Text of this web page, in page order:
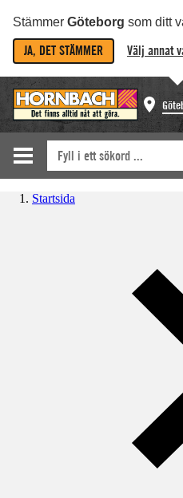
Stämmer Göteborg som ditt
JA, DET STÄMMER Välj annat
Startsida